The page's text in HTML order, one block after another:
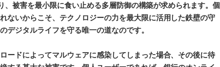
、被害を最小限に食い止める多層防御の構築が求められます。個
ないからこそ、テクノロジーの力を最大限に活用した鉄壁の守
デジタルライフを守る唯一の道なのです。
ードによってマルウェアに感染してしまった場合、その後に待